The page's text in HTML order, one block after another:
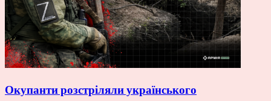
Окупанти розстріляли українського